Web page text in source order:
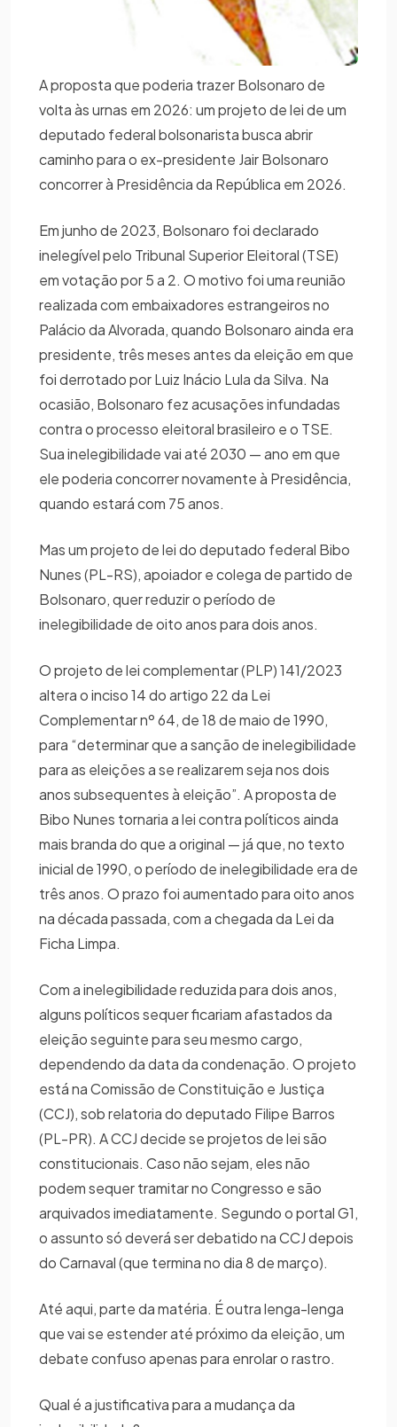
A proposta que poderia trazer Bolsonaro de
volta às urnas em 2026: um projeto de lei de um
deputado federal bolsonarista busca abrir
caminho para o ex-presidente Jair Bolsonaro
concorrer à Presidência da República em 2026.
Em junho de 2023, Bolsonaro foi declarado
inelegível pelo Tribunal Superior Eleitoral (TSE)
em votação por 5 a 2. O motivo foi uma reunião
realizada com embaixadores estrangeiros no
Palácio da Alvorada, quando Bolsonaro ainda era
presidente, três meses antes da eleição em que
foi derrotado por Luiz Inácio Lula da Silva. Na
ocasião, Bolsonaro fez acusações infundadas
contra o processo eleitoral brasileiro e o TSE.
Sua inelegibilidade vai até 2030 — ano em que
ele poderia concorrer novamente à Presidência,
quando estará com 75 anos.
Mas um projeto de lei do deputado federal Bibo
Nunes (PL-RS), apoiador e colega de partido de
Bolsonaro, quer reduzir o período de
inelegibilidade de oito anos para dois anos.
O projeto de lei complementar (PLP) 141/2023
altera o inciso 14 do artigo 22 da Lei
Complementar nº 64, de 18 de maio de 1990,
para “determinar que a sanção de inelegibilidade
para as eleições a se realizarem seja nos dois
anos subsequentes à eleição”. A proposta de
Bibo Nunes tornaria a lei contra políticos ainda
mais branda do que a original — já que, no texto
inicial de 1990, o período de inelegibilidade era de
três anos. O prazo foi aumentado para oito anos
na década passada, com a chegada da Lei da
Ficha Limpa.
Com a inelegibilidade reduzida para dois anos,
alguns políticos sequer ficariam afastados da
eleição seguinte para seu mesmo cargo,
dependendo da data da condenação. O projeto
está na Comissão de Constituição e Justiça
(CCJ), sob relatoria do deputado Filipe Barros
(PL-PR). A CCJ decide se projetos de lei são
constitucionais. Caso não sejam, eles não
podem sequer tramitar no Congresso e são
arquivados imediatamente. Segundo o portal G1,
o assunto só deverá ser debatido na CCJ depois
do Carnaval (que termina no dia 8 de março).
Até aqui, parte da matéria. É outra lenga-lenga
que vai se estender até próximo da eleição, um
debate confuso apenas para enrolar o rastro.
Qual é a justificativa para a mudança da